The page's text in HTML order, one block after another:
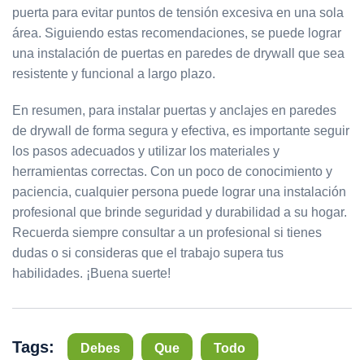
puerta para evitar puntos de tensión excesiva en una sola
área. Siguiendo estas recomendaciones, se puede lograr
una instalación de puertas en paredes de drywall que sea
resistente y funcional a largo plazo.
En resumen, para instalar puertas y anclajes en paredes
de drywall de forma segura y efectiva, es importante seguir
los pasos adecuados y utilizar los materiales y
herramientas correctas. Con un poco de conocimiento y
paciencia, cualquier persona puede lograr una instalación
profesional que brinde seguridad y durabilidad a su hogar.
Recuerda siempre consultar a un profesional si tienes
dudas o si consideras que el trabajo supera tus
habilidades. ¡Buena suerte!
Tags: Debes Que Todo